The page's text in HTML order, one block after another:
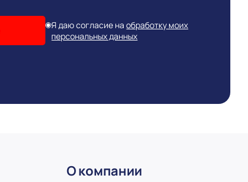
Я даю согласие на обработку моих
персональных данных
О компании